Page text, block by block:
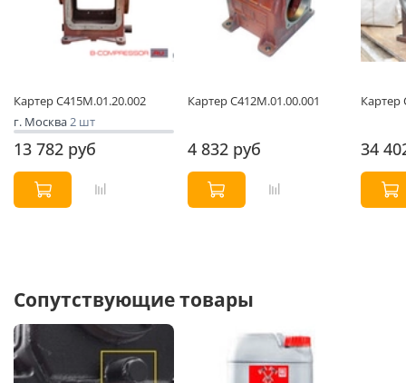
Картер С415М.01.20.002
г. Москва 2 шт
13 782 руб
Картер С412М.01.00.001
4 832 руб
Картер
34
Сопутствующие товары